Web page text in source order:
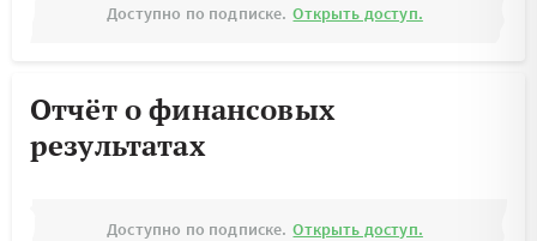
Доступно по подписке. Открыть доступ.
Отчёт о финансовых
результатах
Доступно по подписке. Открыть доступ.